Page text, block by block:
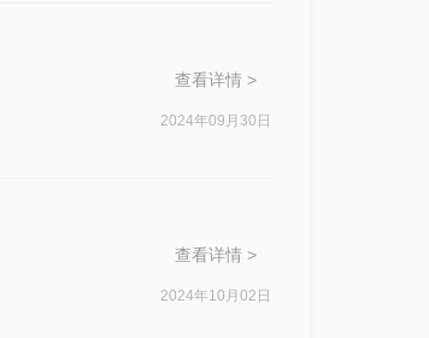
查看详情 >
2024年09月30日
查看详情 >
2024年10月02日